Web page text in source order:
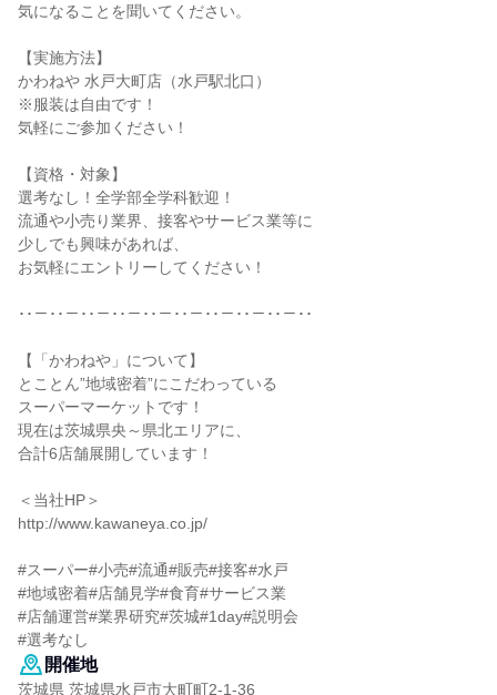
気になることを聞いてください。
【実施方法】
かわねや 水戸大町店（水戸駅北口）
※服装は自由です！
気軽にご参加ください！
【資格・対象】
選考なし！全学部全学科歓迎！
流通や小売り業界、接客やサービス業等に
少しでも興味があれば、
お気軽にエントリーしてください！
･･－･･－･･－･･－･･－･･－･･－･･－･･－･･
【「かわねや」について】
とことん”地域密着”にこだわっている
スーパーマーケットです！
現在は茨城県央～県北エリアに、
合計6店舗展開しています！
＜当社HP＞
http://www.kawaneya.co.jp/
#スーパー#小売#流通#販売#接客#水戸
#地域密着#店舗見学#食育#サービス業
#店舗運営#業界研究#茨城#1day#説明会
#選考なし
開催地
茨城県 茨城県水戸市大町町2-1-36